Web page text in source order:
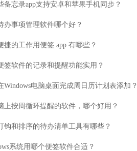
备忘录app支持安卓和苹果手机同步？
办事项管理软件哪个好？
捷的工作用便签 app 有哪些？
签软件的记录和提醒功能实用？
Windows电脑桌面完成周日历计划表添加？
上按周循环提醒的软件，哪个好用？
钩和排序的待办清单工具有哪些？
系统用哪个便签软件合适？